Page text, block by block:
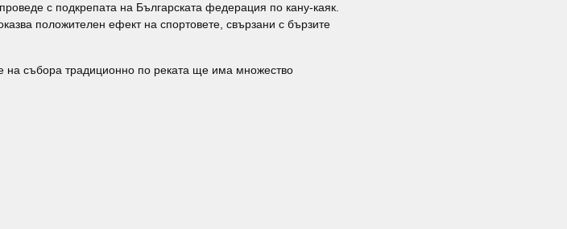
проведе с подкрепата на Българската федерация по кану-каяк.
положителен ефект на спортовете, свързани с бързите
на събора традиционно по реката ще има множество